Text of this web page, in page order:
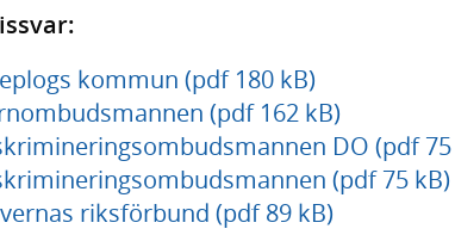
kommun (pdf 180 kB)
(pdf 162 kB)
DO (pdf 75
(pdf 75 kB)
riksförbund (pdf 89 kB)